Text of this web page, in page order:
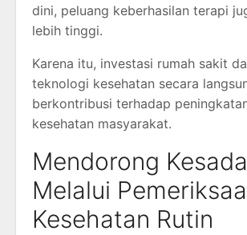
dini, peluang keberhasilan terapi
lebih tinggi.
Karena itu, investasi rumah sakit
teknologi kesehatan secara
berkontribusi terhadap
kesehatan masyarakat.
Mendorong
Melalui
Kesehatan Rutin